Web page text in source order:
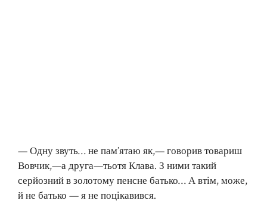
— Одну звуть… не пам’ятаю як,— говорив товариш
Вовчик,—а друга—тьотя Клава. З ними такий
серйозний в золотому пенсне батько… А втім, може,
й не батько — я не поцікавився.